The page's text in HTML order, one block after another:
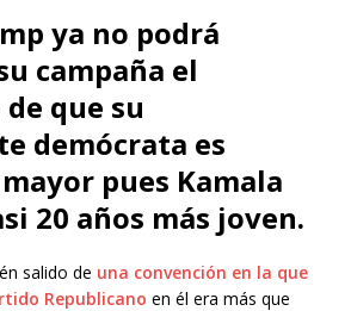
ya no podrá
campaña el
que su
demócrata es
pues Kamala
20 años más joven.
salido de una convención en la que
Republicano en él era más que